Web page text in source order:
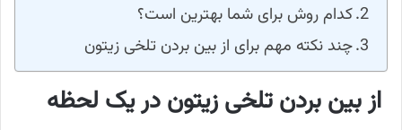
کدام روش برای شما بهترین است؟
چند نکته مهم برای از بین بردن تلخی زیتون
از بین بردن تلخی زیتون در یک لحظه